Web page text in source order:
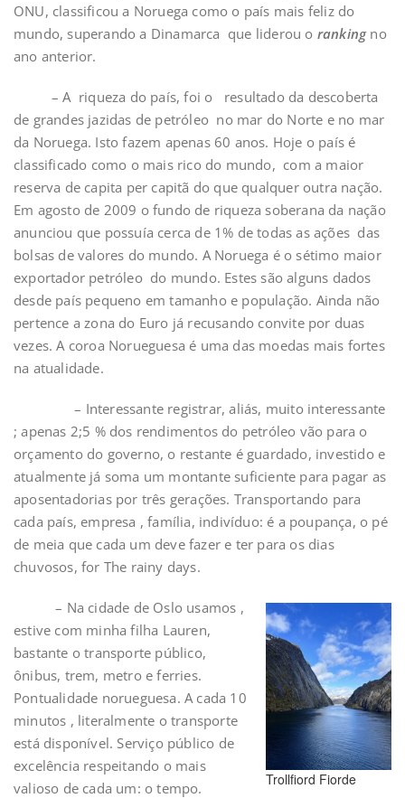
ONU, classificou a Noruega como o país mais feliz do
mundo, superando a Dinamarca que liderou o rankingno
ano anterior.
– A riqueza do país, foi o resultado da descoberta
de grandes jazidas de petróleo no mar do Norte e no mar
da Noruega. Isto fazem apenas 60 anos. Hoje o país é
classificado como o mais rico do mundo, com a maior
reserva de capita per capitã do que qualquer outra nação.
Em agosto de 2009 o fundo de riqueza soberana da nação
anunciou que possuía cerca de 1% de todas as ações das
bolsas de valores do mundo. A Noruega é o sétimo maior
exportador petróleo do mundo. Estes são alguns dados
desde país pequeno em tamanho e população. Ainda não
pertence a zona do Euro já recusando convite por duas
vezes. A coroa Norueguesa é uma das moedas mais fortes
na atualidade.
– Interessante registrar, aliás, muito interessante
; apenas 2;5 % dos rendimentos do petróleo vão para o
orçamento do governo, o restante é guardado, investido e
atualmente já soma um montante suficiente para pagar as
aposentadorias por três gerações. Transportando para
cada país, empresa , família, indivíduo: é a poupança, o pé
de meia que cada um deve fazer e ter para os dias
chuvosos, for The rainy days.
Trollfiord Fiorde
– Na cidade de Oslo usamos ,
estive com minha filha Lauren,
bastante o transporte público,
ônibus, trem, metro e ferries.
Pontualidade norueguesa. A cada 10
minutos , literalmente o transporte
está disponível. Serviço público de
excelência respeitando o mais
valioso de cada um: o tempo.